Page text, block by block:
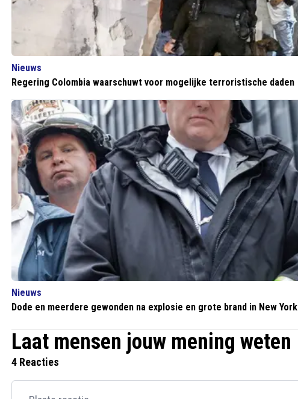
Nieuws
Regering Colombia waarschuwt voor mogelijke terroristische daden
Nieuws
Dode en meerdere gewonden na explosie en grote brand in New York
Laat mensen jouw mening weten
4 Reacties